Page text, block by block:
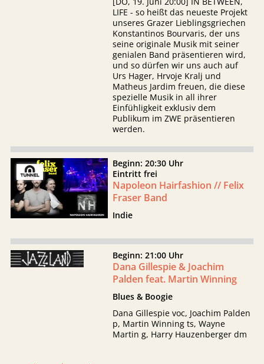
LIFE - so heißt das neueste Projekt
unseres Grazer Lieblingsgriechen
Konstantinos Bourvaris, der uns
seine originale Musik mit seiner
genialen Band präsentieren wird,
und so dürfen wir uns auch auf
Urs Hager, Hrvoje Kralj und
Matheus Jardim freuen, die diese
spezielle Musik in all ihrer
Einfühligkeit exklusiv dem
Publikum im ZWE präsentieren
werden.
Beginn: 20:30 Uhr
Eintritt frei
Napoleon Hairfashion // Felix
Fraser Band
Indie
Beginn: 21:00 Uhr
Dana Gillespie & Joachim
Palden feat. Martin Winning
Blues & Boogie
Dana Gillespie voc, Joachim Palden
p, Martin Winning ts, Wayne
Martin g, Harry Hauzenberger dm